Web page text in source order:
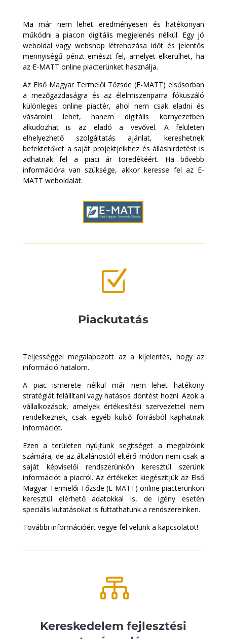
Ma már nem lehet eredményesen és hatékonyan
működni a piacon digitális megjelenés nélkül. Egy jó
weboldal vagy webshop létrehozása időt és jelentős
mennyiségű pénzt emészt fel, amelyet elkerülhet, ha
az E-MATT online piacterünket használja.
Az Első Magyar Termelői Tőzsde (E-MATT) elsősorban
a mezőgazdaságra és az élelmiszeriparra fókuszáló
különleges online piactér, ahol nem csak eladni és
vásárolni lehet, hanem digitális környezetben
alkudozhat is az eladó a vevővel. A felületen
elhelyezhető szolgáltatás ajánlat, kereshetnek
befektetőket a saját projektjeikhez és álláshirdetést is
adhatnak fel a piaci ár töredékéért. Ha bővebb
információra van szüksége, akkor keresse fel az E-
MATT weboldalát.
E-MATT
Z
Piackutatás
Teljességgel megalapozott az a kijelentés, hogy az
információ hatalom.
A piac ismerete nélkül már nem lehet hatékony
stratégiát felállítani vagy hatásos döntést hozni. Azok a
vállalkozások, amelyek értékesítési szervezettel nem
rendelkeznek, csak egyéb külső forrásból kaphatnak
információt.
Ezen a területen nyújtunk segítséget a megbízóink
számára, de az általánostól eltérő módon nem csak a
saját képviselői rendszerünkön keresztül szerünk
információt a piacról. Az értékeket kiegészítjük az Első
Magyar Termelői Tőzsde (E-MATT) online piacterünkön
keresztül elérhető adatokkal is, de igény esetén
speciális kutatásokat is futtathatunk a rendszereinken.
További információért vegye fel velünk a kapcsolatot!

Kereskedelem fejlesztési